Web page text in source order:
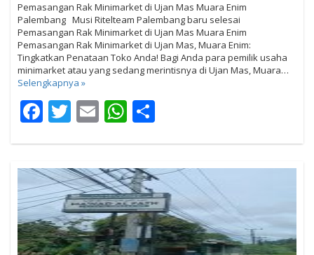
Pemasangan Rak Minimarket di Ujan Mas Muara Enim
Palembang Musi Ritelteam Palembang baru selesai
Pemasangan Rak Minimarket di Ujan Mas Muara Enim
Pemasangan Rak Minimarket di Ujan Mas, Muara Enim:
Tingkatkan Penataan Toko Anda! Bagi Anda para pemilik usaha
minimarket atau yang sedang merintisnya di Ujan Mas, Muara…
Selengkapnya »
Facebook
Twitter
EmailWhatsApp